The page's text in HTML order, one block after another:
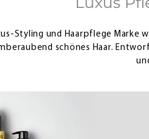
Styling und Haarpflege Marke
schönes Haar.